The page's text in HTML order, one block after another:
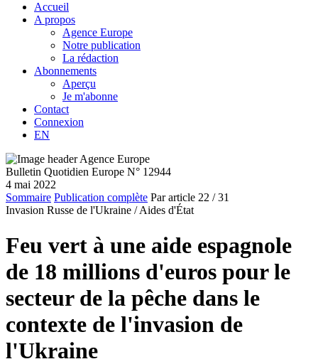
Accueil
A propos
Agence Europe
Notre publication
La rédaction
Abonnements
Aperçu
Je m'abonne
Contact
Connexion
EN
Bulletin Quotidien Europe N° 12944
4 mai 2022
Sommaire Publication complète Par article 22 / 31
Invasion Russe de l'Ukraine / Aides d'État
Feu vert à une aide espagnole
de 18 millions d'euros pour le
secteur de la pêche dans le
contexte de l'invasion de
l'Ukraine